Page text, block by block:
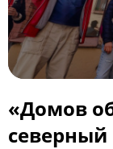
«Домов
северный